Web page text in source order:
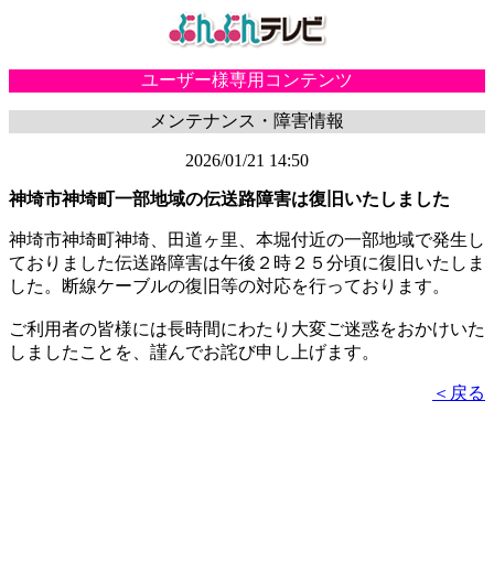
ユーザー様専用コンテンツ
メンテナンス・障害情報
2026/01/21 14:50
神埼市神埼町一部地域の伝送路障害は復旧いたしました
神埼市神埼町神埼、田道ヶ里、本堀付近の一部地域で発生し
ておりました伝送路障害は午後２時２５分頃に復旧いたしま
した。断線ケーブルの復旧等の対応を行っております。
ご利用者の皆様には長時間にわたり大変ご迷惑をおかけいた
しましたことを、謹んでお詫び申し上げます。
＜戻る